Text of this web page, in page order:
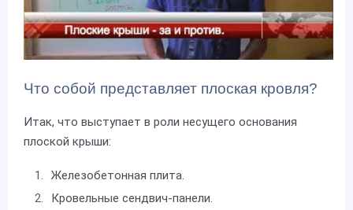
Что собой представляет плоская кровля?
Итак, что выступает в роли несущего основания
плоской крыши:
Железобетонная плита.
Кровельные сендвич-панели.